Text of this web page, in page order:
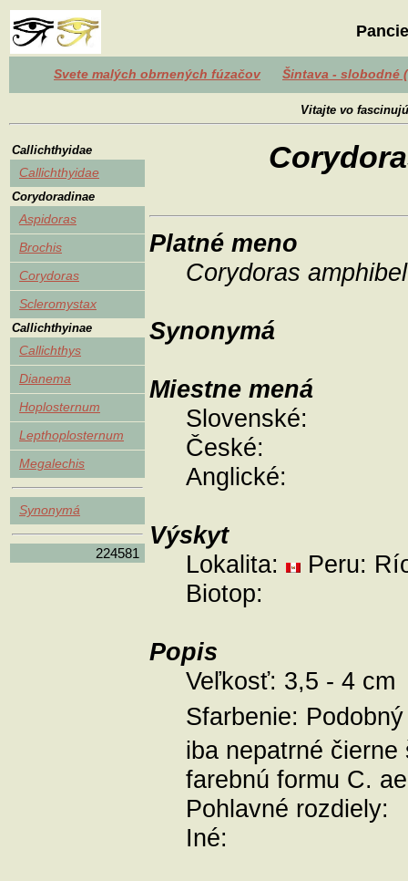
Svete malých obrnených fúzačov Šintava - slobodné
Vitajte vo
Callichthyidae
Callichthyidae
Corydoradinae
Aspidoras
Brochis
Corydoras
Scleromystax
Callichthyinae
Callichthys
Dianema
Hoplosternum
Lepthoplosternum
Megalechis
Synonymá
224581
Platné meno
Corydoras
Synonymá
Miestne mená
Slovenské:
České:
Anglické:
Výskyt
Lokalita:
Peru:
Biotop:
Popis
Veľkosť: 3,5 - 4 cm
Sfarbenie:
iba nepatrné
farebnú formu C.
Pohlavné rozdiely:
Iné: